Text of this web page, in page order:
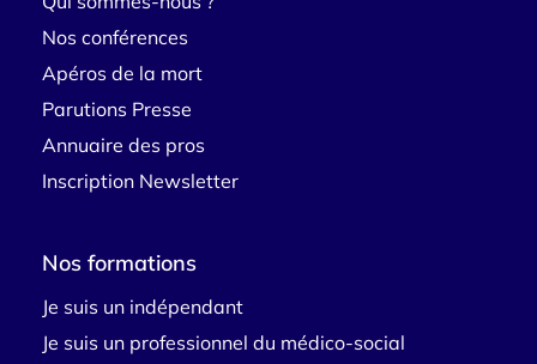
Nos conférences
Apéros de la mort
Parutions Presse
Annuaire des pros
Inscription Newsletter
Nos formations
Je suis un indépendant
Je suis un professionnel du médico-social